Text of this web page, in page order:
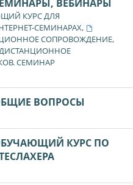
ВЕБИНАРЫ
КУРС ДЛЯ
СЕМИНАРАХ,
СОПРОВОЖДЕНИЕ,
СЕМИНАР
ВОПРОСЫ
КУРС ПО